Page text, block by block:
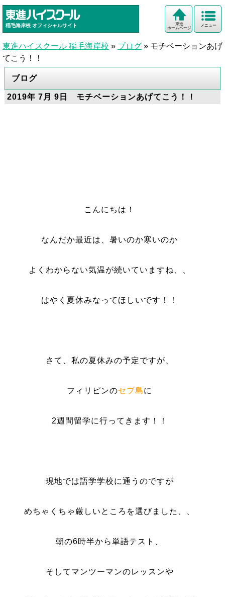
稲毛海岸校 オフィシャルサイト メニュー
東進
ホームページ
東進ハイスクール 稲毛海岸校 » ブログ » モチベーションあげ
てこう！！
ブログ
2019年 7月 9日 モチベーションあげてこう！！
こんにちは！
なんだか最近は、暑いのか寒いのか
よくわからない気温が続いていますね、、
はやく夏休みなってほしいです！！
さて、私の夏休みの予定ですが、
フィリピンのセブ島に
2週間留学に行ってきます！！
現地では語学学校に通うのですが
めちゃくちゃ厳しいところを選びました、、
朝の6時半から単語テスト、
そしてマンツーマンのレッスンや